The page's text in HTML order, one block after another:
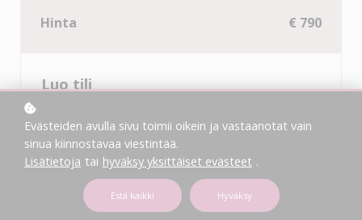
Hinta
€ 790
Luo tili
MIKÄ ON SÄHKÖPOSTIOSOITTEESI?
Evästeiden avulla sivu toimii oikein ja vastaanotat vain
sinua kiinnostavaa viestintää.
Lisätietoja tai hyväksy yksittäiset evästeet .
Estä kaikki Hyväksy